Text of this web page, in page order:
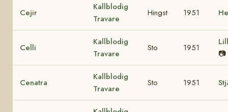
Cejir
Kallblodig
Travare
Hingst 1951
Celli
Kallblodig
Travare
Sto 1951
📷
Cenatra
Kallblodig
Travare
Sto 1951